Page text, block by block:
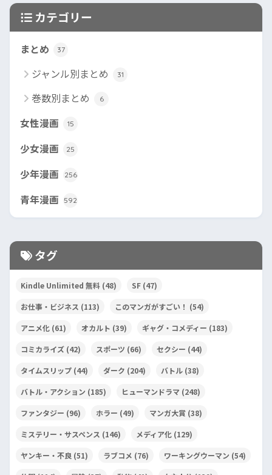
カテゴリー
まとめ 37
ジャンル別まとめ 31
巻数別まとめ 6
女性漫画 15
少女漫画 25
少年漫画 256
青年漫画 592
タグ
Kindle Unlimited 無料 (48) SF (47)
お仕事・ビジネス (113) このマンガがすごい！ (54)
アニメ化 (61) オカルト (39) ギャグ・コメディー (183)
コミカライズ (42) スポーツ (66) セクシー (44)
タイムスリップ (44) ダーク (204) バトル (38)
バトル・アクション (185) ヒューマンドラマ (248)
ファンタジー (96) ホラー (49) マンガ大賞 (38)
ミステリー・サスペンス (146) メディア化 (129)
ヤンキー・不良 (51) ラブコメ (76) ワーキングウーマン (54)